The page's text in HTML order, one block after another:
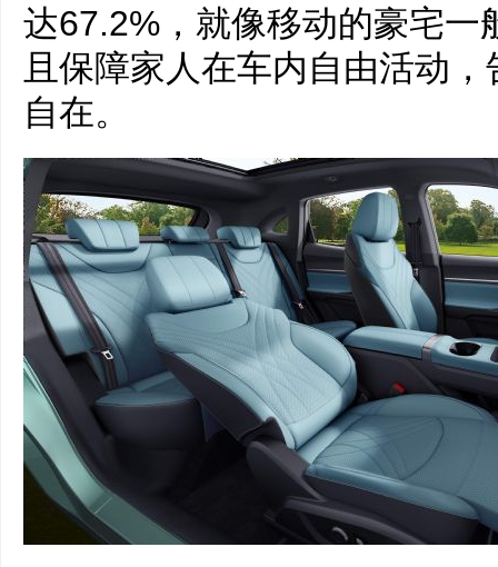
达67.2%，就像移动的豪宅一
且保障家人在车内自由活动
自在。